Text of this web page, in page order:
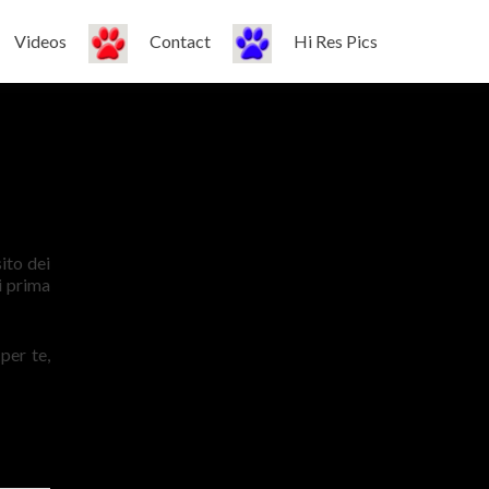
Videos Contact Hi Res Pics
dei
prima
te,